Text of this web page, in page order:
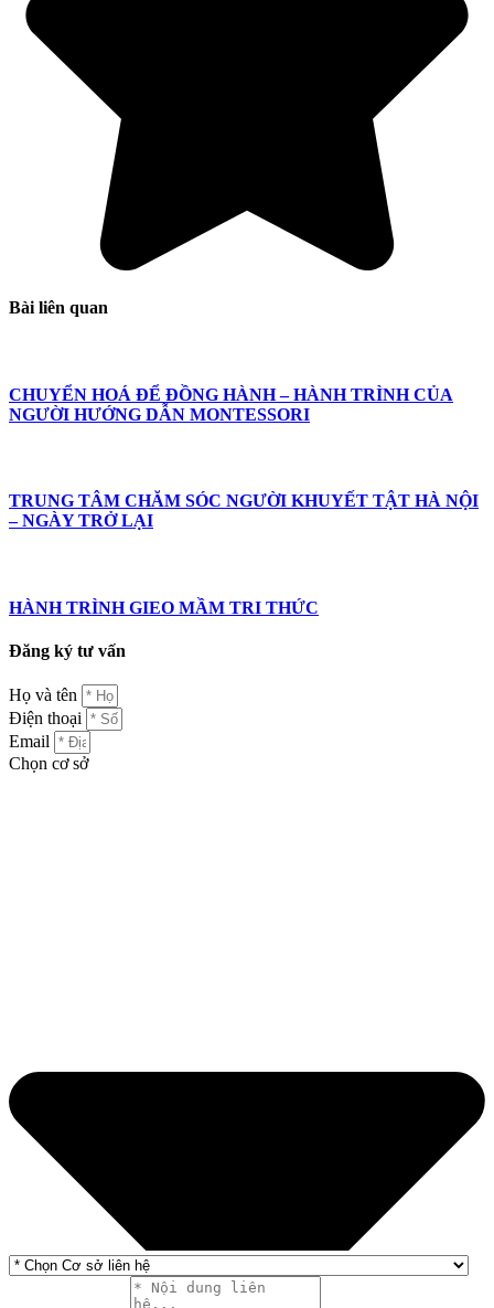
Bài liên quan
CHUYỂN HOÁ ĐỂ ĐỒNG HÀNH – HÀNH TRÌNH CỦA
NGƯỜI HƯỚNG DẪN MONTESSORI
TRUNG TÂM CHĂM SÓC NGƯỜI KHUYẾT TẬT HÀ NỘI
– NGÀY TRỞ LẠI
HÀNH TRÌNH GIEO MẦM TRI THỨC
Đăng ký tư vấn
Họ và tên
Điện thoại
Email
Chọn cơ sở